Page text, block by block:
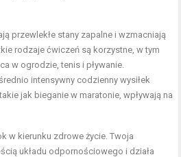
przewlekłe stany zapalne i wzmacniają
rodzaje ćwiczeń są korzystne, w tym
w ogrodzie, tenis i pływanie.
intensywny codzienny wysiłek
jak bieganie w maratonie, wpływają na
w kierunku zdrowe życie. Twoja
układu odpornościowego i działa